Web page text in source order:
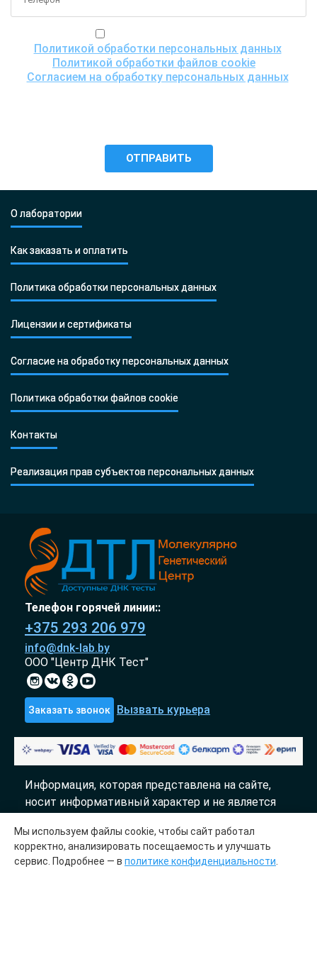
Политикой обработки персональных данных,
Политикой обработки файлов cookie
Согласием на обработку персональных данных,
О лаборатории
Как заказать и оплатить
Политика обработки персональных данных
Лицензии и сертификаты
Согласие на обработку персональных данных
Политика обработки файлов cookie
Контакты
Реализация прав субъектов персональных данных
Телефон горячей линии::
+375 293 206 979
info@dnk-lab.by
ООО "Центр ДНК Тест"
Заказать звонок Вызвать курьера
Информация, которая представлена на сайте,
носит информативный характер и не является
«DTL» 2017-2026
Молекулярно генетический центр «ДТЛ»
Мы используем файлы cookie, чтобы сайт работал
корректно, анализировать посещаемость и улучшать
сервис. Подробнее — в политике конфиденциальности